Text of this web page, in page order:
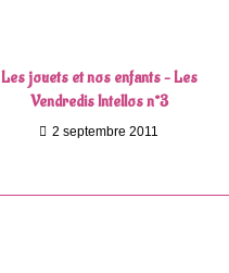
Les jouets et nos enfants – Les
Vendredis Intellos n°3
2 septembre 2011